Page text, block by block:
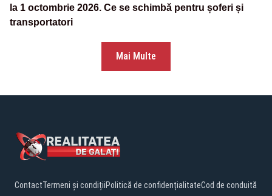
la 1 octombrie 2026. Ce se schimbă pentru șoferi și
transportatori
Mai Multe
ContactTermeni și condițiiPolitică de confidențialitateCod de conduită